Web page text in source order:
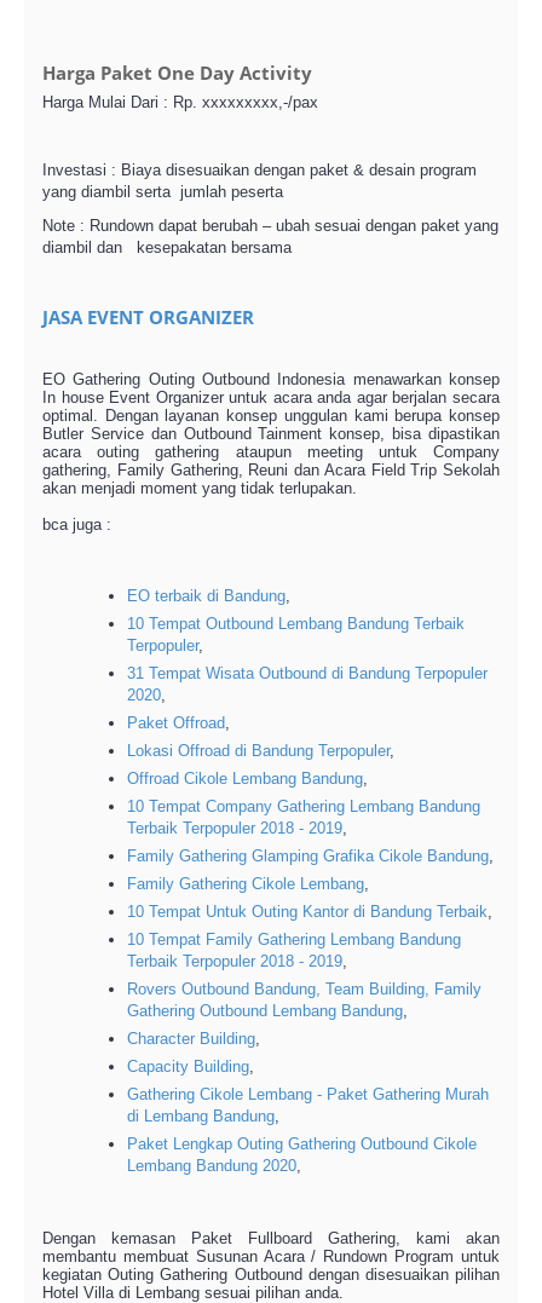
Harga Paket One Day Activity
Harga Mulai Dari : Rp. xxxxxxxxx,-/pax
Investasi : Biaya disesuaikan dengan paket & desain program
yang diambil serta jumlah peserta
Note : Rundown dapat berubah – ubah sesuai dengan paket yang
diambil dan kesepakatan bersama
JASA EVENT ORGANIZER
EO Gathering Outing Outbound Indonesia menawarkan konsep
In house Event Organizer untuk acara anda agar berjalan secara
optimal. Dengan layanan konsep unggulan kami berupa konsep
Butler Service dan Outbound Tainment konsep, bisa dipastikan
acara outing gathering ataupun meeting untuk Company
gathering, Family Gathering, Reuni dan Acara Field Trip Sekolah
akan menjadi moment yang tidak terlupakan.
bca juga :
EO terbaik di Bandung,
10 Tempat Outbound Lembang Bandung Terbaik
Terpopuler,
31 Tempat Wisata Outbound di Bandung Terpopuler
2020,
Paket Offroad,
Lokasi Offroad di Bandung Terpopuler,
Offroad Cikole Lembang Bandung,
10 Tempat Company Gathering Lembang Bandung
Terbaik Terpopuler 2018 - 2019,
Family Gathering Glamping Grafika Cikole Bandung,
Family Gathering Cikole Lembang,
10 Tempat Untuk Outing Kantor di Bandung Terbaik,
10 Tempat Family Gathering Lembang Bandung
Terbaik Terpopuler 2018 - 2019,
Rovers Outbound Bandung, Team Building, Family
Gathering Outbound Lembang Bandung,
Character Building,
Capacity Building,
Gathering Cikole Lembang - Paket Gathering Murah
di Lembang Bandung,
Paket Lengkap Outing Gathering Outbound Cikole
Lembang Bandung 2020,
Dengan kemasan Paket Fullboard Gathering, kami akan
membantu membuat Susunan Acara / Rundown Program untuk
kegiatan Outing Gathering Outbound dengan disesuaikan pilihan
Hotel Villa di Lembang sesuai pilihan anda.